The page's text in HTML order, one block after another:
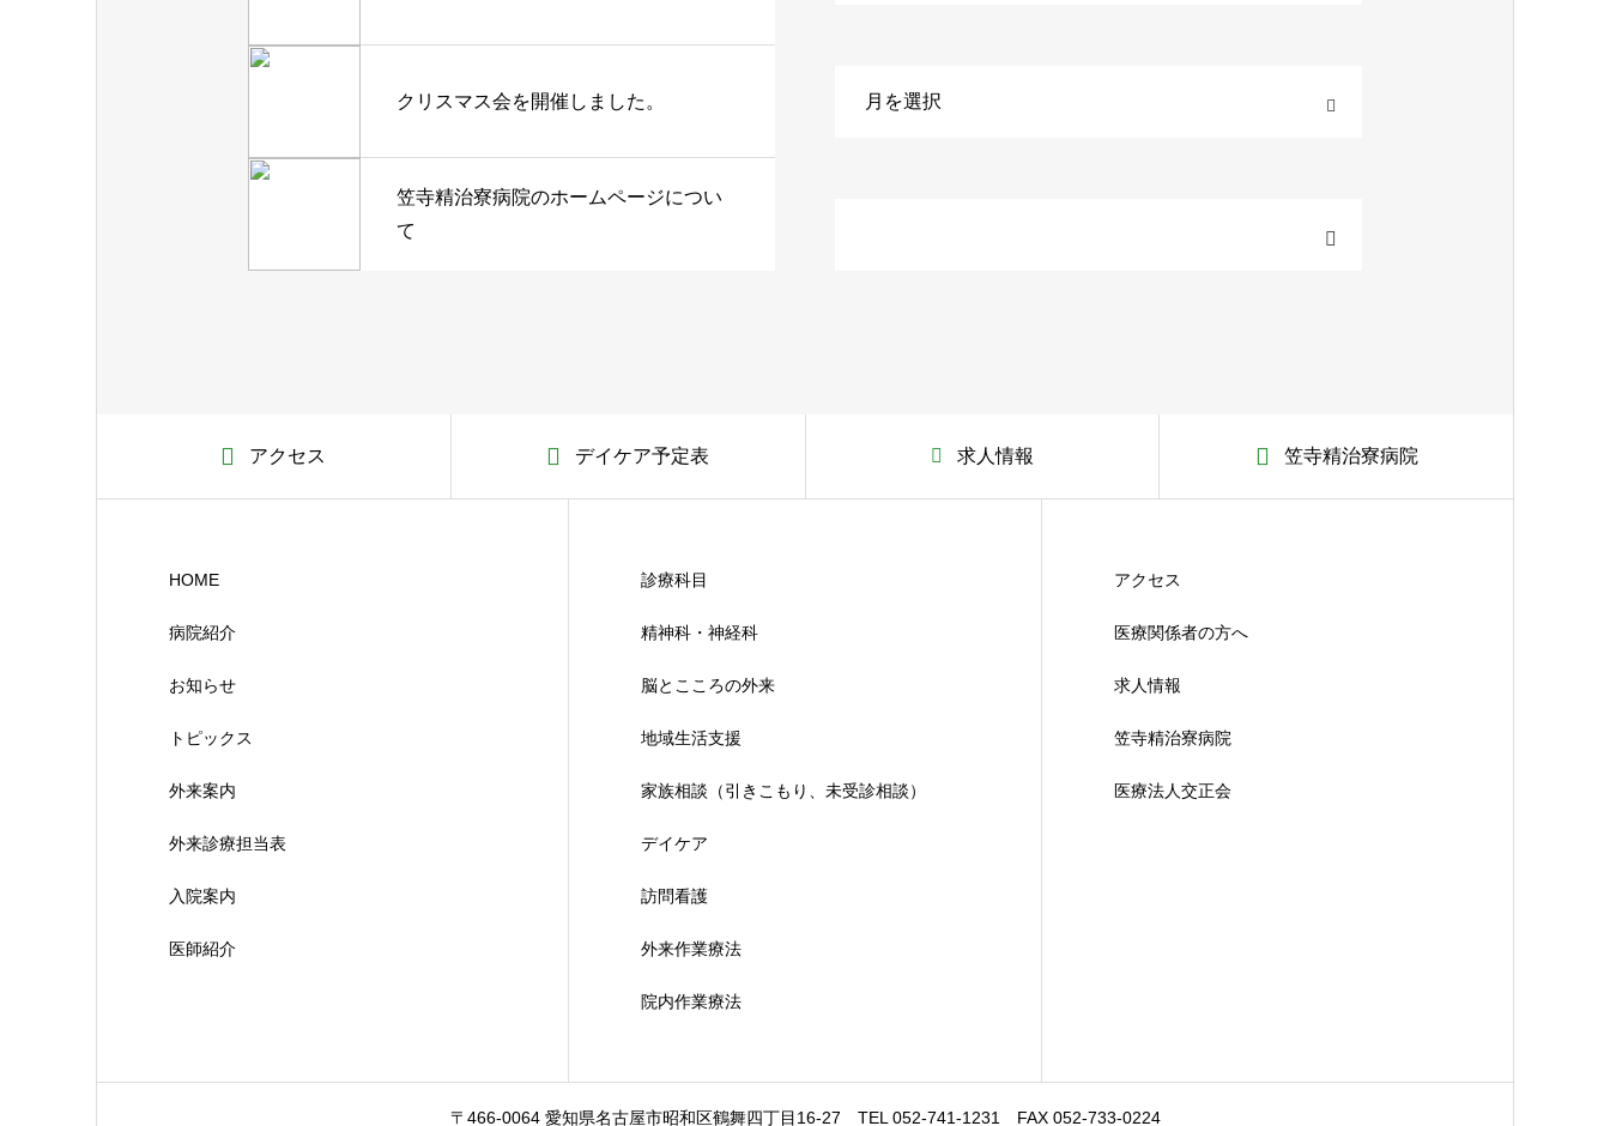
クリスマス会を開催しました。
笠寺精治寮病院のホームページについ
て
アクセス デイケア予定表 求人情報 笠寺精治寮病院
HOME
病院紹介
お知らせ
トピックス
外来案内
外来診療担当表
入院案内
医師紹介
診療科目
精神科・神経科
脳とこころの外来
地域生活支援
家族相談（引きこもり、未受診相談）
デイケア
訪問看護
外来作業療法
院内作業療法
アクセス
医療関係者の方へ
求人情報
笠寺精治寮病院
医療法人交正会
〒466-0064 愛知県名古屋市昭和区鶴舞四丁目16-27 TEL 052-741-1231 FAX 052-733-0224